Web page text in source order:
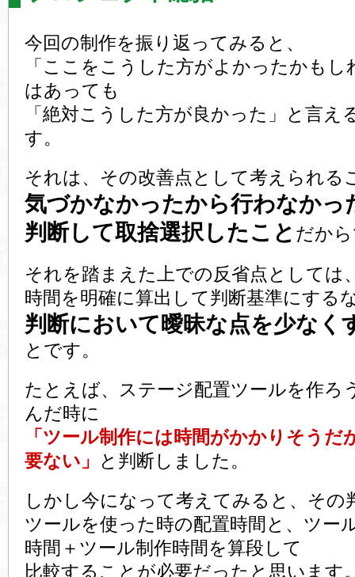
今回の制作を振り返ってみると、
「ここをこうした方がよかったかも
はあっても
「絶対こうした方が良かった」と言え
す。
それは、その改善点として考えられる
気づかなかったから行わなかっ
判断して取捨選択したこと だか
それを踏まえた上での反省点としては
時間を明確に算出して判断基準にする
判断において曖昧な点を少なく
とです。
たとえば、ステージ配置ツールを作ろ
んだ時に
「ツール制作には時間がかかりそうだ
要ない」
と判断しました。
しかし今になって考えてみると、その
ツールを使った時の配置時間と、ツー
時間＋ツール制作時間を算段して
比較することが必要だったと思います